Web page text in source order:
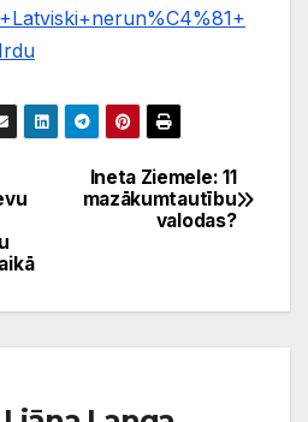
Ineta Ziemele: 11
mazākumtautību
valodas?